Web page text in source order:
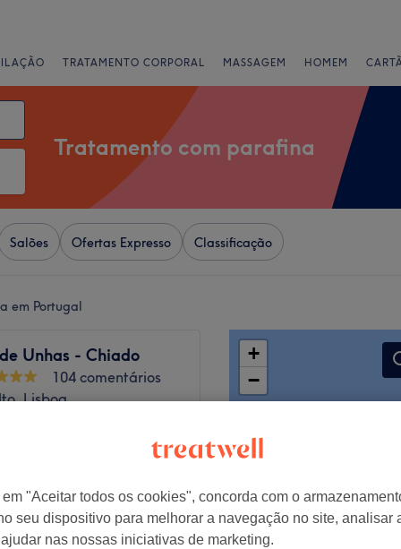
TRATAMENTO CORPORAL MASSAGEM HOMEM
Tratamento com parafina
Salões Ofertas Expresso Classificação
em Portugal
Unhas - Chiado
104 comentários
Lisboa
parafina mãos
€ 10
€ 12
+
−
"Aceitar todos os cookies", concorda com o
seu dispositivo para melhorar a navegação no site, analisar
nas nossas iniciativas de marketing.